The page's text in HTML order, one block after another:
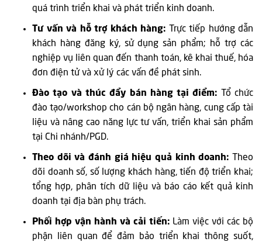
quá trình triển khai và phát triển kinh doanh.
Tư vấn và hỗ trợ khách hàng: Trực tiếp hướng dẫn
khách hàng đăng ký, sử dụng sản phẩm; hỗ trợ các
nghiệp vụ liên quan đến thanh toán, kê khai thuế, hóa
đơn điện tử và xử lý các vấn đề phát sinh.
Đào tạo và thúc đẩy bán hàng tại điểm: Tổ chức
đào tạo/workshop cho cán bộ ngân hàng, cung cấp tài
liệu và nâng cao năng lực tư vấn, triển khai sản phẩm
tại Chi nhánh/PGD.
Theo dõi và đánh giá hiệu quả kinh doanh: Theo
dõi doanh số, số lượng khách hàng, tiến độ triển khai;
tổng hợp, phân tích dữ liệu và báo cáo kết quả kinh
doanh tại địa bàn phụ trách.
Phối hợp vận hành và cải tiến: Làm việc với các bộ
phận liên quan để đảm bảo triển khai thông suốt,